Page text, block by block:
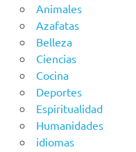
Animales
Azafatas
Belleza
Ciencias
Cocina
Deportes
Espiritualidad
Humanidades
idiomas